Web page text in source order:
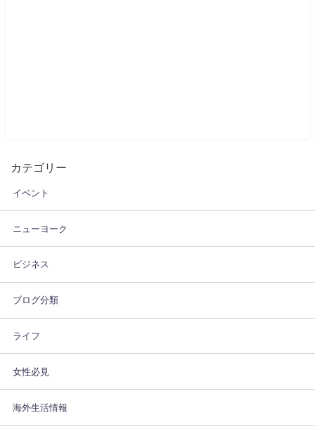
カテゴリー
イベント
ニューヨーク
ビジネス
ブログ分類
ライフ
女性必見
海外生活情報